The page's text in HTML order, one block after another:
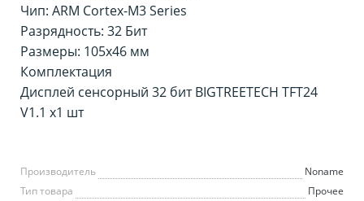
Чип: ARM Cortex-M3 Series
Разрядность: 32 Бит
Размеры: 105x46 мм
Комплектация
Дисплей сенсорный 32 бит BIGTREETECH TFT24
V1.1 х1 шт
Производитель
Noname
Тип товара
Прочее